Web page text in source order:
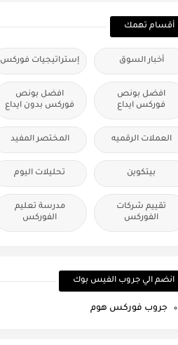
أقسام تهمك
أخبار السوق إستراتيجيات فوركس
افضل بونص
فوركس ايداع
افضل بونص
فوركس بدون ايداع
العملات الرقميه المختصر المفيد
بيتكوين تحليلات اليوم
تقييم شركات
الفوركس
مدرسة تعليم
الفوركس
انضم الي جروب الفيس بوك
جروب فوركس هوم